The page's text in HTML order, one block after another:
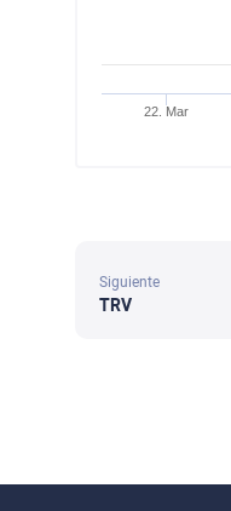
22. Mar
Siguiente
TRV